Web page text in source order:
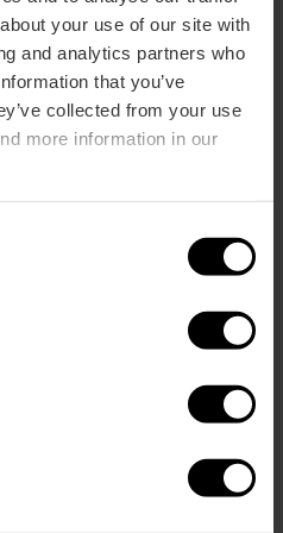
your use of our site with
and analytics partners who
that you’ve
collected from your use
more information in our